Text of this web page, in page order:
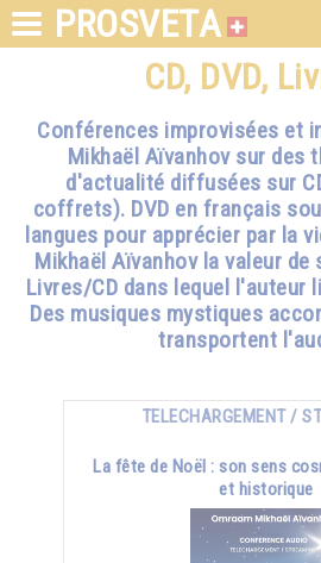
PROSVETA
CD, DVD,
Conférences improvisées et
Mikhaël Aïvanhov sur des
d'actualité diffusées sur
coffrets). DVD en français
langues pour apprécier par la
Mikhaël Aïvanhov la valeur de
Livres/CD dans lequel l'auteur
Des musiques mystiques
transportent
TELECHARGEMENT /
La fête de Noël : son sens
et historique